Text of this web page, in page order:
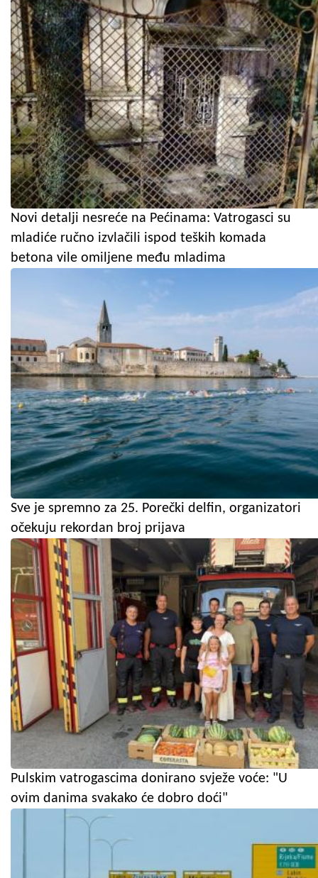
Novi detalji nesreće na Pećinama: Vatrogasci su
mladiće ručno izvlačili ispod teških komada
betona vile omiljene među mladima
Sve je spremno za 25. Porečki delfin, organizatori
očekuju rekordan broj prijava
Pulskim vatrogascima donirano svježe voće: "U
ovim danima svakako će dobro doći"